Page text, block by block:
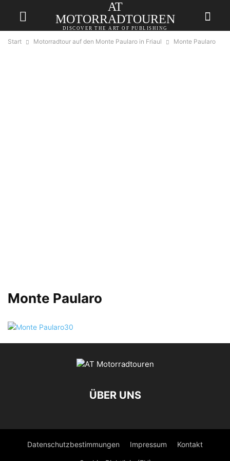
AT
MOTORRADTOUREN
DISCOVER THE ART OF PUBLISHING
Start Motorradtour auf den Monte Paularo in Friaul Monte Paularo
Monte Paularo
ÜBER UNS
Datenschutzbestimmungen Impressum Kontakt